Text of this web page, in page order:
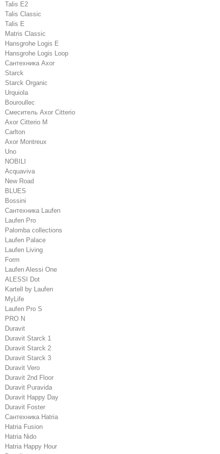
Talis E2
Talis Classic
Talis E
Matris Classic
Hansgrohe Logis E
Hansgrohe Logis Loop
Сантехника Axor
Starck
Starck Organic
Urquiola
Bouroullec
Смеситель Axor Citterio
Axor Citterio M
Carlton
Axor Montreux
Uno
NOBILI
Acquaviva
New Road
BLUES
Bossini
Сантехника Laufen
Laufen Pro
Palomba collections
Laufen Palace
Laufen Living
Form
Laufen Alessi One
ALESSI Dot
Kartell by Laufen
MyLife
Laufen Pro S
PRO N
Duravit
Duravit Starck 1
Duravit Starck 2
Duravit Starck 3
Duravit Vero
Duravit 2nd Floor
Duravit Puravida
Duravit Happy Day
Duravit Foster
Сантехника Hatria
Hatria Fusion
Hatria Nido
Hatria Happy Hour